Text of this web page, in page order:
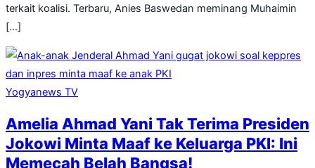
terkait koalisi. Terbaru, Anies Baswedan meminang Muhaimin
[…]
Yogyanews TV
Amelia Ahmad Yani Tak Terima Presiden
Jokowi Minta Maaf ke Keluarga PKI: Ini
Memecah Belah Bangsa!